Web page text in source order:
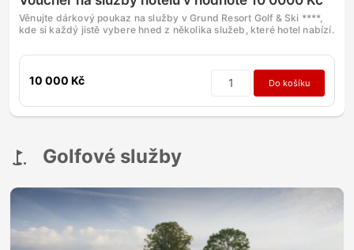
Věnujte dárkový poukaz na služby v Grund Resort Golf & Ski ****,
kde si každý jistě vybere hned z několika služeb, které hotel nabízí.
10 000 Kč Do košíku
Golfové služby